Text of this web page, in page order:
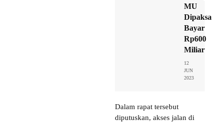
MU
Dipaksa
Bayar
Rp600
Miliar
12
JUN
2023
Dalam rapat tersebut
diputuskan, akses jalan di